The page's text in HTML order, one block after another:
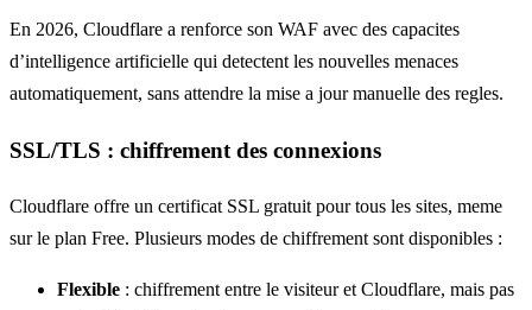
En 2026, Cloudflare a renforce son WAF avec des capacites
d’intelligence artificielle qui detectent les nouvelles menaces
automatiquement, sans attendre la mise a jour manuelle des regles.
SSL/TLS : chiffrement des connexions
Cloudflare offre un certificat SSL gratuit pour tous les sites, meme
sur le plan Free. Plusieurs modes de chiffrement sont disponibles :
Flexible : chiffrement entre le visiteur et Cloudflare, mais pas